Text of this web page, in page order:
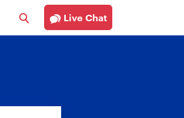
Live Chat